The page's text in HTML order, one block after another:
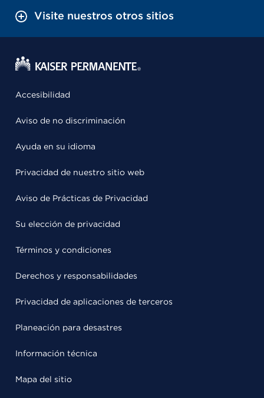
Visite nuestros otros sitios
Accesibilidad
Aviso de no discriminación
Ayuda en su idioma
Privacidad de nuestro sitio web
Aviso de Prácticas de Privacidad
Su elección de privacidad
Términos y condiciones
Derechos y responsabilidades
Privacidad de aplicaciones de terceros
Planeación para desastres
Información técnica
Mapa del sitio